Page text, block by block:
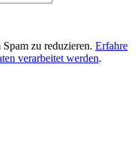
zu reduzieren. Erfahre
verarbeitet werden.